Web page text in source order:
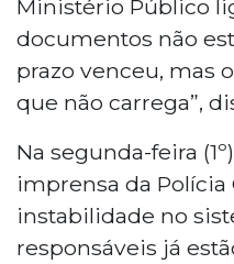
Ministério Público
documentos não
prazo venceu, mas
que não carrega”,
Na segunda-feira
imprensa da
instabilidade no
responsáveis já